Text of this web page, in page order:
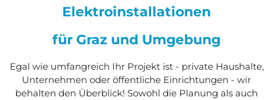
Elektroinstallationen
für Graz und Umgebung
Egal wie umfangreich Ihr Projekt ist - private Haushalte,
Unternehmen oder öffentliche Einrichtungen - wir
behalten den Überblick! Sowohl die Planung als auch